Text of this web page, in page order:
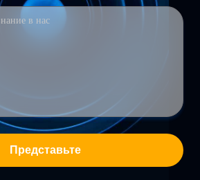
Представьте